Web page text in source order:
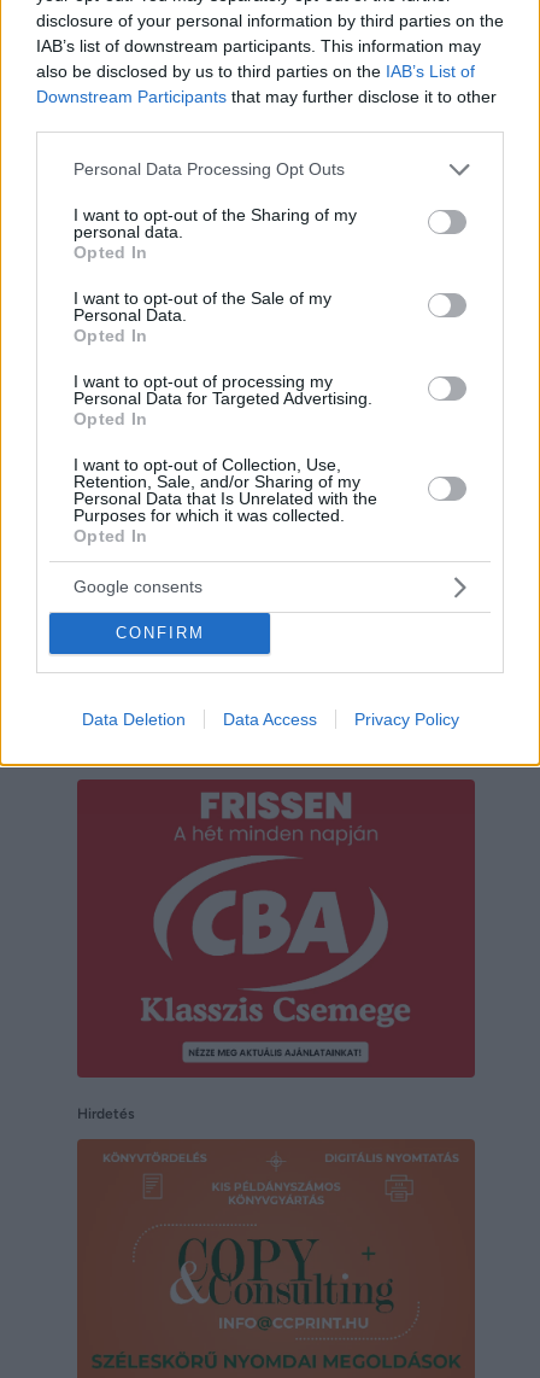
disclosure of your personal information by third parties on the
IAB’s list of downstream participants. This information may
also be disclosed by us to third parties on the IAB’s List of
Downstream Participants that may further disclose it to other
Please note that this website/app uses one or more Google
not limited to your visit or usage behaviour. You may click to
grant or deny consent to Google and its third-party tags to
use your data for below specified purposes in below Google
consent section.
Personal Data Processing Opt Outs
I want to opt-out of the Sharing of my
personal data.
Opted In
I want to opt-out of the Sale of my
Personal Data.
Opted In
I want to opt-out of processing my
Personal Data for Targeted Advertising.
Opted In
I want to opt-out of Collection, Use,
Retention, Sale, and/or Sharing of my
Personal Data that Is Unrelated with the
Purposes for which it was collected.
Opted In
Google consents
CONFIRM
Data Deletion Data Access Privacy Policy
Hirdetés
Hirdetés